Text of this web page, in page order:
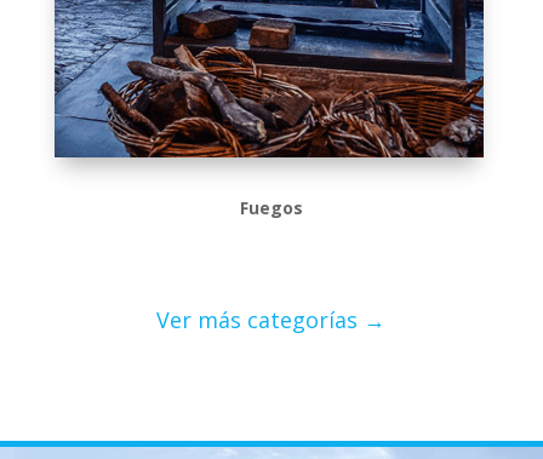
Fuegos
Ver más categorías →